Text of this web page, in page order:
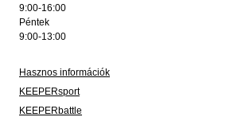
9:00-16:00
Péntek
9:00-13:00
Hasznos információk
KEEPERsport
KEEPERbattle